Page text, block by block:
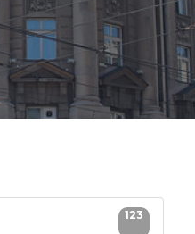
123